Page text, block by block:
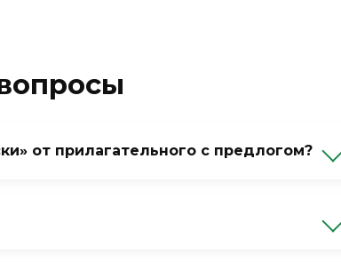
от прилагательного с предлогом?
нет, потому что «по» предлог, а